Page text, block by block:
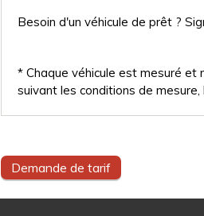
Besoin d'un véhicule de prêt ?
* Chaque véhicule est mesuré
suivant les conditions de
Demande de tarif